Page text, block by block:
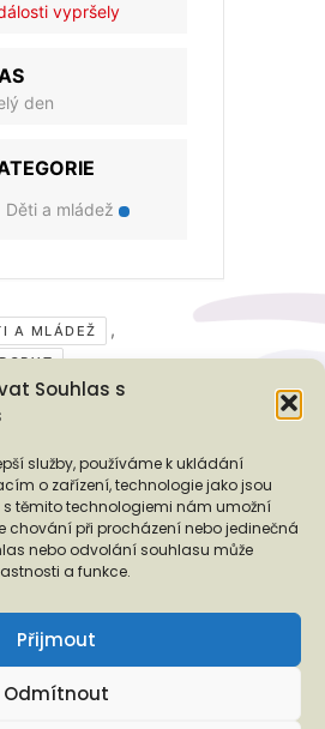
Souhlas s
služby, používáme k ukládání
o zařízení, technologie jako jsou
těmito technologiemi nám umožní
chování při procházení nebo jedinečná
nebo odvolání souhlasu může
a funkce.
Přijmout
Odmítnout
vypršely
den
Děti a mládež
A MLÁDEŽ ,
❭